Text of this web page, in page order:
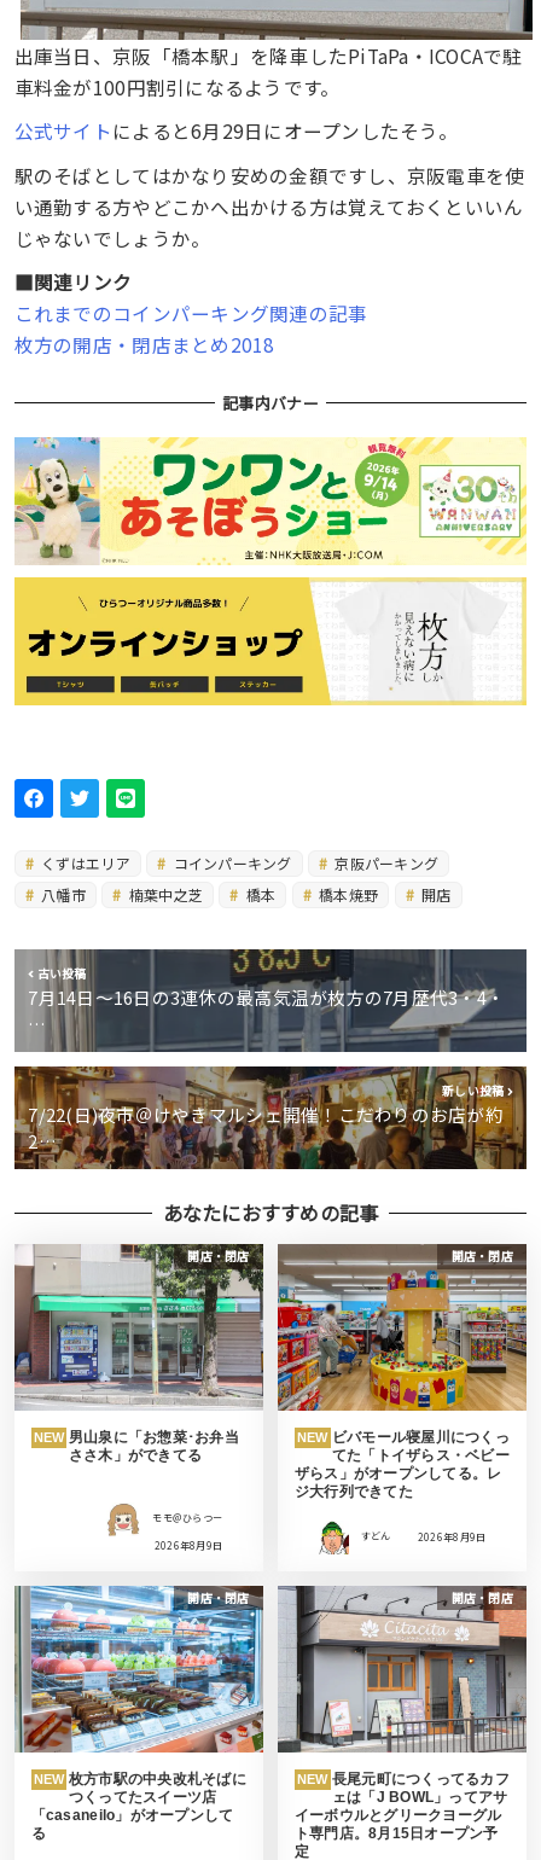
出庫当日、京阪「橋本駅」を降車したPiTaPa・ICOCAで駐
車料金が100円割引になるようです。
公式サイト によると6月29日にオープンしたそう。
駅のそばとしてはかなり安めの金額ですし、京阪電車を使
い通勤する方やどこかへ出かける方は覚えておくといいん
じゃないでしょうか。
■関連リンク
これまでのコインパーキング関連の記事
枚方の開店・閉店まとめ2018
記事内バナー
くずはエリア コインパーキング
京阪パーキング
八幡市
楠葉中之芝 橋本 橋本焼野 開店
古い投稿
7月14日〜16日の3連休の最高気温が枚方の7月歴代3・4・
…
新しい投稿
7/22(日)夜市＠けやきマルシェ開催！こだわりのお店が約
2…
あなたにおすすめの記事
開店・閉店
NEW 男山泉に「お惣菜･お弁当
ささ木」ができてる
モモ＠ひらつー
2026年8月9日
開店・閉店
NEW ビバモール寝屋川につくっ
てた「トイザらス・ベビー
ザらス」がオープンしてる。レ
ジ大行列できてた
すどん 2026年8月9日
開店・閉店
NEW 枚方市駅の中央改札そばに
つくってたスイーツ店
「casaneilo」がオープンして
る
開店・閉店
NEW 長尾元町につくってるカフ
ェは「J BOWL」ってアサ
イーボウルとグリークヨーグル
ト専門店。8月15日オープン予
定